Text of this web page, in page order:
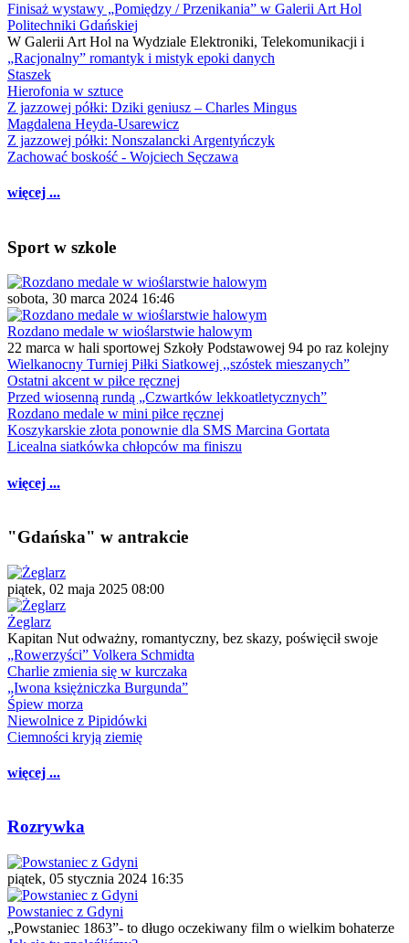
Finisaż wystawy „Pomiędzy / Przenikania” w Galerii Art Hol
Politechniki Gdańskiej
W Galerii Art Hol na Wydziale Elektroniki, Telekomunikacji i
„Racjonalny” romantyk i mistyk epoki danych
Staszek
Hierofonia w sztuce
Z jazzowej półki: Dziki geniusz – Charles Mingus
Magdalena Heyda-Usarewicz
Z jazzowej półki: Nonszalancki Argentyńczyk
Zachować boskość - Wojciech Sęczawa
więcej ...
Sport w szkole
sobota, 30 marca 2024 16:46
Rozdano medale w wioślarstwie halowym
22 marca w hali sportowej Szkoły Podstawowej 94 po raz kolejny
Wielkanocny Turniej Piłki Siatkowej ,,szóstek mieszanych”
Ostatni akcent w piłce ręcznej
Przed wiosenną rundą „Czwartków lekkoatletycznych”
Rozdano medale w mini piłce ręcznej
Koszykarskie złota ponownie dla SMS Marcina Gortata
Licealna siatkówka chłopców ma finiszu
więcej ...
"Gdańska" w antrakcie
piątek, 02 maja 2025 08:00
Żeglarz
Kapitan Nut odważny, romantyczny, bez skazy, poświęcił swoje
„Rowerzyści” Volkera Schmidta
Charlie zmienia się w kurczaka
„Iwona księżniczka Burgunda”
Śpiew morza
Niewolnice z Pipidówki
Ciemności kryją ziemię
więcej ...
Rozrywka
piątek, 05 stycznia 2024 16:35
Powstaniec z Gdyni
„Powstaniec 1863”- to długo oczekiwany film o wielkim bohaterze